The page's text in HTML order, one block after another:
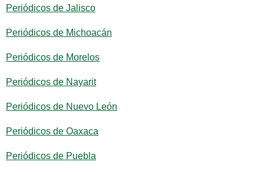
Periódicos de Jalisco
Periódicos de Michoacán
Periódicos de Morelos
Periódicos de Nayarit
Periódicos de Nuevo León
Periódicos de Oaxaca
Periódicos de Puebla